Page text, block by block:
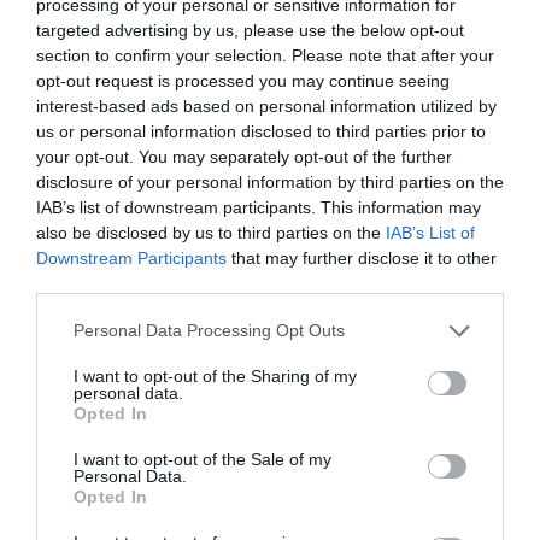
processing of your personal or sensitive information for
targeted advertising by us, please use the below opt-out
section to confirm your selection. Please note that after your
opt-out request is processed you may continue seeing
interest-based ads based on personal information utilized by
us or personal information disclosed to third parties prior to
your opt-out. You may separately opt-out of the further
disclosure of your personal information by third parties on the
IAB’s list of downstream participants. This information may
also be disclosed by us to third parties on the IAB’s List of
Downstream Participants that may further disclose it to other
Personal Data Processing Opt Outs
I want to opt-out of the Sharing of my
personal data.
Opted In
I want to opt-out of the Sale of my
Personal Data.
Opted In
του συμβαίνει και να οργανώσει τη δική του χαοτική
ζωή”.
Ο Λούζιν είναι ένας άνθρωπος θλιμμένος, σκιά και
φάντασμα του εαυτού του γιατί η ζωή του πορεύτηκε
με τέτοιο τρόπο που το σκάκι έγινε μέρος του
χρονοντούλαπου της ιστορίας του και του
παρελθόντος του όταν βρέθηκε από υπερβολική δόση
και εξάντληση ανίκανος πια να δράσει στο παιχνίδι και
απομακρύνθηκε αναγκαστικά γιατί διέτρεχε κίνδυνο να
χάσει και το ίδιο το παιχνίδι της ζωής του. Τελικά
όμως πόσο αξίζει να σβήσει ένα όνειρο πραγμάτωσης
των πιο μύχιων επιθυμιών για χάρη μίας πεζής
πραγματικότητας που για τον συγκεκριμένο άνθρωπο
δεν έχει καμία αξία και η μόνη διέξοδος είναι η
εκείνον είναι το μόνο βάλσαμο? Η ψυχή του
εκλιπαρούσε για άσκηση μνήμης και πνεύματος, για